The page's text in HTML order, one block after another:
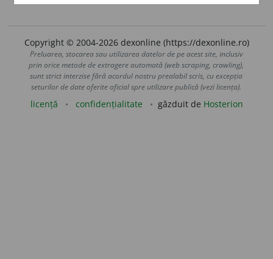
Copyright © 2004-2026 dexonline (https://dexonline.ro)
Preluarea, stocarea sau utilizarea datelor de pe acest site, inclusiv
prin orice metode de extragere automată (web scraping, crawling),
sunt strict interzise fără acordul nostru prealabil scris, cu excepția
seturilor de date oferite oficial spre utilizare publică (vezi licența).
licență confidențialitate găzduit de Hosterion